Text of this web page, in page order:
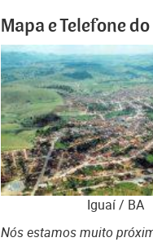
Mapa e Telefone
Iguaí / BA
Nós estamos muito